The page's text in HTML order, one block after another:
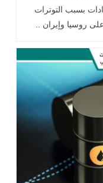
بسبب التوترات
روسيا وإيران ..